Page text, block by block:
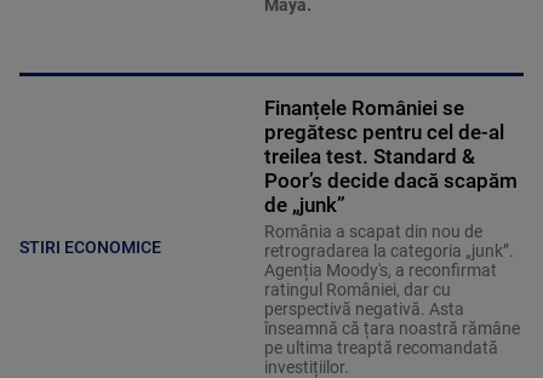
Maya.
STIRI ECONOMICE
Finanțele României se
pregătesc pentru cel de-al
treilea test. Standard &
Poor’s decide dacă scapăm
de „junk”
România a scapat din nou de
retrogradarea la categoria „junk”.
Agenția Moody's, a reconfirmat
ratingul României, dar cu
perspectivă negativă. Asta
înseamnă că țara noastră rămâne
pe ultima treaptă recomandată
investițiilor.